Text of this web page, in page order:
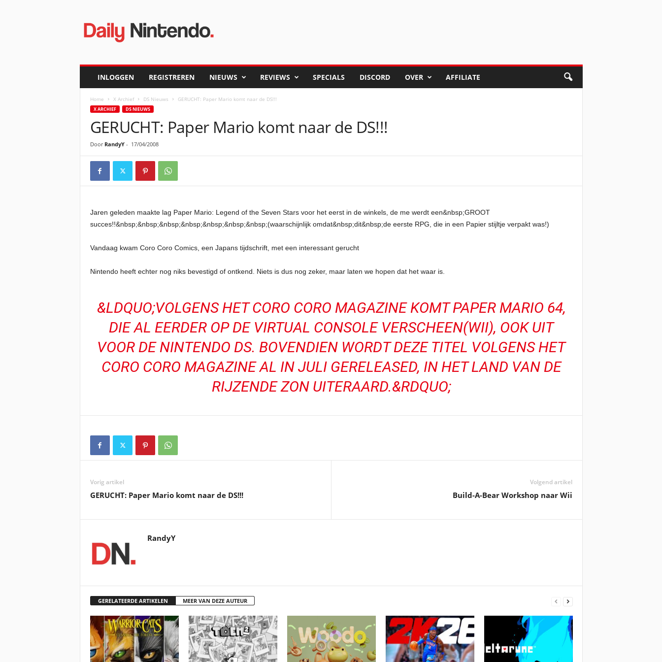
INLOGGEN REGISTREREN NIEUWS REVIEWS SPECIALS DISCORD OVER AFFILIATE
Home X Archief DS Nieuws GERUCHT: Paper Mario komt naar de DS!!!
X ARCHIEF DS NIEUWS
GERUCHT: Paper Mario komt naar de DS!!!
Door RandyY- 17/04/2008
Jaren geleden maakte lag Paper Mario: Legend of the Seven Stars voor het eerst in de winkels, de me werdt een&nbsp;GROOT
succes!!&nbsp;&nbsp;&nbsp;&nbsp;&nbsp;&nbsp;&nbsp;(waarschijnlijk omdat&nbsp;dit&nbsp;de eerste RPG, die in een Papier stijltje verpakt was!)
Vandaag kwam Coro Coro Comics, een Japans tijdschrift, met een interessant gerucht
Nintendo heeft echter nog niks bevestigd of ontkend. Niets is dus nog zeker, maar laten we hopen dat het waar is.
&LDQUO;VOLGENS HET CORO CORO MAGAZINE KOMT PAPER MARIO 64,
DIE AL EERDER OP DE VIRTUAL CONSOLE VERSCHEEN(WII), OOK UIT
VOOR DE NINTENDO DS. BOVENDIEN WORDT DEZE TITEL VOLGENS HET
CORO CORO MAGAZINE AL IN JULI GERELEASED, IN HET LAND VAN DE
RIJZENDE ZON UITERAARD.&RDQUO;
Vorig artikel
GERUCHT: Paper Mario komt naar de DS!!!
Volgend artikel
Build-A-Bear Workshop naar Wii
RandyY
GERELATEERDE ARTIKELEN MEER VAN DEZE AUTEUR